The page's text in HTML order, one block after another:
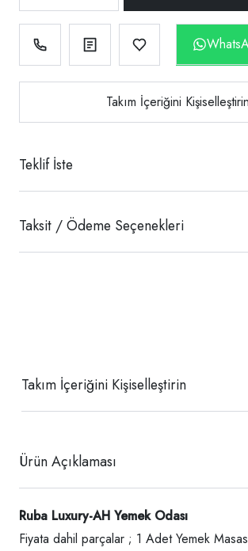
Takım İçeriğini Kişiselleştirin
Teklif İste
Taksit / Ödeme Seçenekleri
Takım İçeriğini Kişiselleştirin
Ürün Açıklaması
Ruba Luxury-AH Yemek Odası
Fiyata dahil parçalar ; 1 Adet Yemek